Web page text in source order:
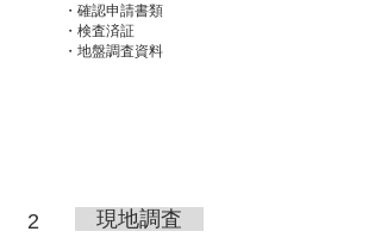
・確認申請書類
・検査済証
・地盤調査資料
現地調査
2